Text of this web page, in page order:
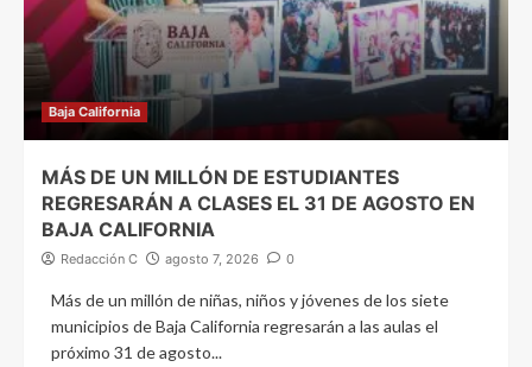
Baja California
MÁS DE UN MILLÓN DE ESTUDIANTES
REGRESARÁN A CLASES EL 31 DE AGOSTO EN
BAJA CALIFORNIA
Redacción C agosto 7, 2026 0
Más de un millón de niñas, niños y jóvenes de los siete
municipios de Baja California regresarán a las aulas el
próximo 31 de agosto...